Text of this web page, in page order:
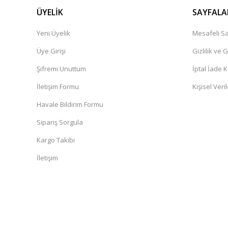
ÜYELİK
Yeni Üyelik
Üye Girişi
Şifremi Unuttum
İletişim Formu
Havale Bildirim Formu
Sipariş Sorgula
Kargo Takibi
İletişim
Mesafeli
Gizlilik ve
İptal İade
Kişisel